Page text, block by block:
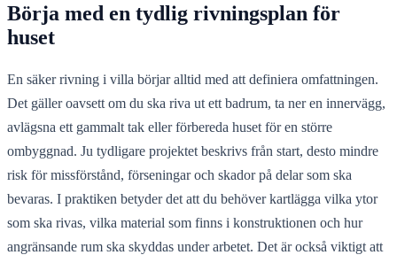
Börja med en tydlig rivningsplan för
huset
En säker rivning i villa börjar alltid med att definiera omfattningen.
Det gäller oavsett om du ska riva ut ett badrum, ta ner en innervägg,
avlägsna ett gammalt tak eller förbereda huset för en större
ombyggnad. Ju tydligare projektet beskrivs från start, desto mindre
risk för missförstånd, förseningar och skador på delar som ska
bevaras. I praktiken betyder det att du behöver kartlägga vilka ytor
som ska rivas, vilka material som finns i konstruktionen och hur
angränsande rum ska skyddas under arbetet. Det är också viktigt att